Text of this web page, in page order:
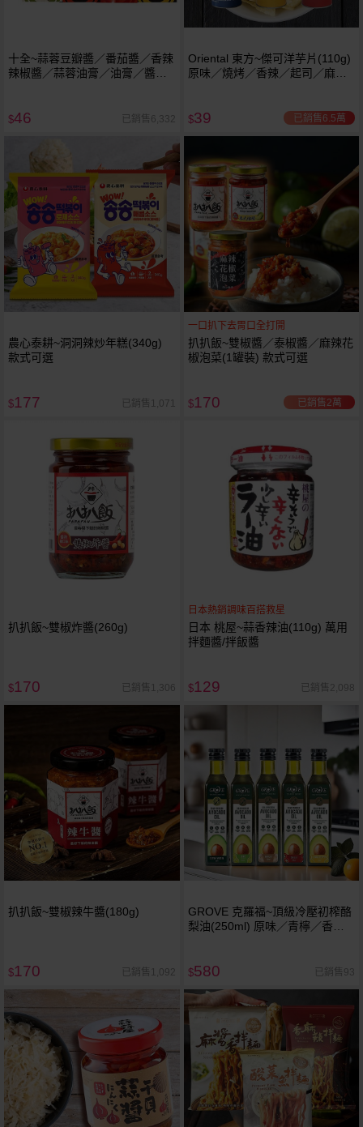
十全~蒜蓉豆瓣醬／番茄醬／香辣
辣椒醬／蒜蓉油膏／油膏／醬油
$46 已銷售6,332
Oriental 東方~傑可洋芋片(110g)
原味／燒烤／香辣／起司／麻辣
$39 已銷售6.5萬
農心泰耕~洞洞辣炒年糕(340g)
款式可選
$177 已銷售1,071
一口扒下去胃口全打開
扒扒飯~雙椒醬／泰椒醬／麻辣花
椒泡菜(1罐裝) 款式可選
$170 已銷售2萬
扒扒飯~雙椒炸醬(260g)
$170 已銷售1,306
日本熱銷調味百搭救星
日本 桃屋~蒜香辣油(110g) 萬用
拌麵醬/拌飯醬
$129 已銷售2,098
扒扒飯~雙椒辣牛醬(180g)
$170 已銷售1,092
GROVE 克羅福~頂級冷壓初榨酪
梨油(250ml) 原味／青檸／香蒜
$580 已銷售93